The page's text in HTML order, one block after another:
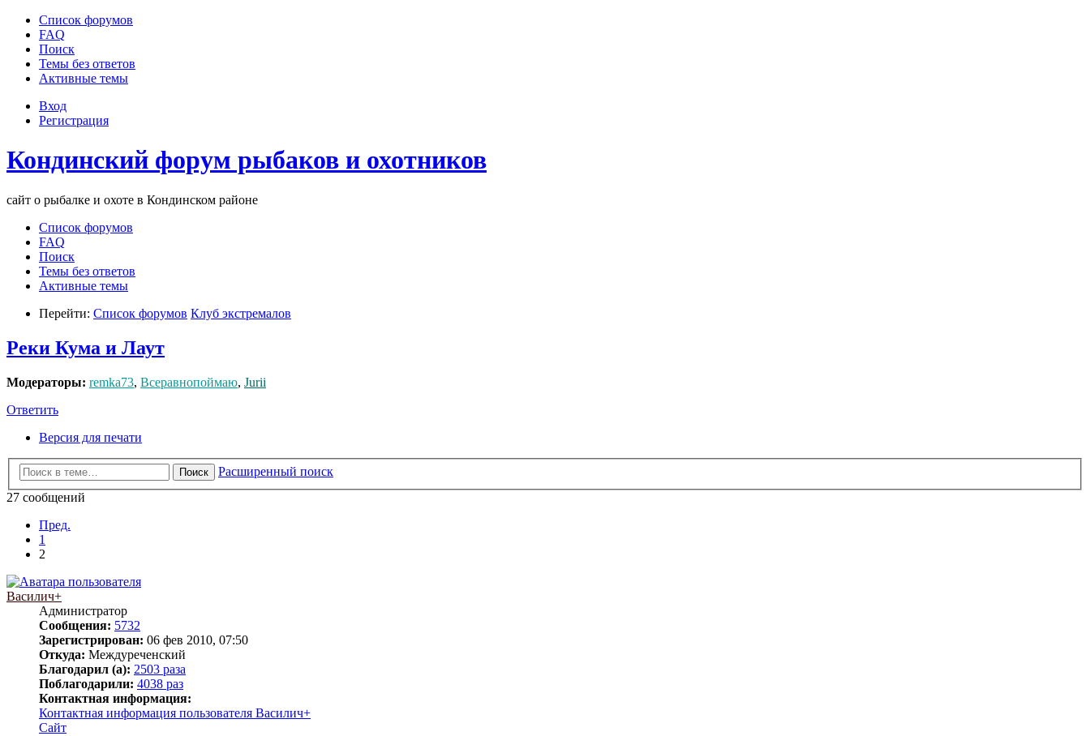
Список форумов
FAQ
Поиск
Темы без ответов
Активные темы
Вход
Регистрация
Кондинский форум рыбаков и охотников
сайт о рыбалке и охоте в Кондинском районе
Список форумов
FAQ
Поиск
Темы без ответов
Активные темы
Перейти: Список форумов Клуб экстремалов
Реки Кума и Лаут
Модераторы: remka73, Всеравнопоймаю, Jurii
Ответить
Версия для печати
Поиск
Расширенный поиск
27 сообщений
Пред.
1
2
Василич+
Администратор
Сообщения: 5732
Зарегистрирован: 06 фев 2010, 07:50
Откуда: Междуреченский
Благодарил (а): 2503 раза
Поблагодарили: 4038 раз
Контактная информация:
Контактная информация пользователя Василич+
Сайт